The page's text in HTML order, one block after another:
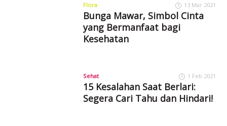
Flora 13 Mar 2021
Bunga Mawar, Simbol Cinta
yang Bermanfaat bagi
Kesehatan
Sehat 1 Feb 2021
15 Kesalahan Saat Berlari:
Segera Cari Tahu dan Hindari!